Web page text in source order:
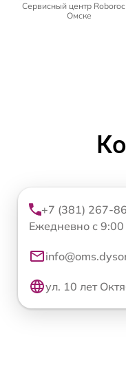
Сервисный центр
Омске
+7 (381) 267-
Ежедневно с
ул. 10 лет